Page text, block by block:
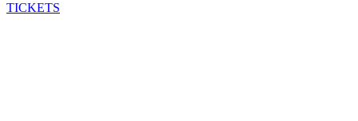
TICKETS